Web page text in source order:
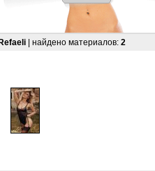
| найдено материалов: 2